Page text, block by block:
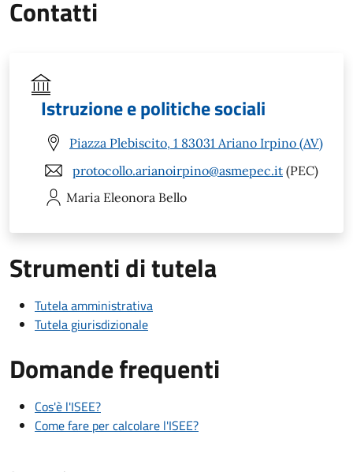
Contatti
Istruzione e politiche sociali
Piazza Plebiscito, 1 83031 Ariano Irpino (AV)
protocollo.arianoirpino@asmepec.it (PEC)
Maria Eleonora Bello
Strumenti di tutela
Tutela amministrativa
Tutela giurisdizionale
Domande frequenti
Cos'è l'ISEE?
Come fare per calcolare l'ISEE?